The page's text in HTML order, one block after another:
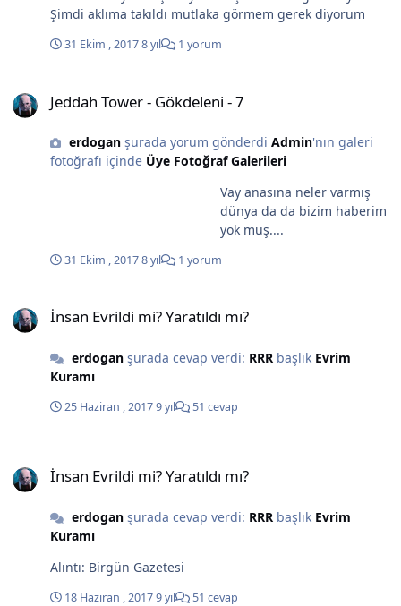
Şimdi aklıma takıldı mutlaka görmem gerek diyorum
31 Ekim , 20178 yıl 1 yorum
Jeddah Tower - Gökdeleni - 7
erdoganşurada yorum gönderdi Admin'nın galeri
fotoğrafı içinde Üye Fotoğraf Galerileri
Vay anasına neler varmış
dünya da da bizim haberim
yok muş....
31 Ekim , 20178 yıl 1 yorum
İnsan Evrildi mi? Yaratıldı mı?
erdoganşurada cevap verdi: RRRbaşlık Evrim
Kuramı
25 Haziran , 20179 yıl 51 cevap
İnsan Evrildi mi? Yaratıldı mı?
erdoganşurada cevap verdi: RRRbaşlık Evrim
Kuramı
Alıntı: Birgün Gazetesi
18 Haziran , 20179 yıl 51 cevap